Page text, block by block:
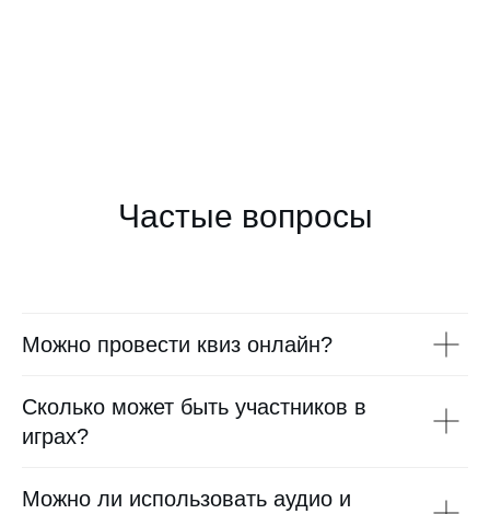
Частые вопросы
Можно провести квиз онлайн?
Сколько может быть участников в
играх?
Можно ли использовать аудио и